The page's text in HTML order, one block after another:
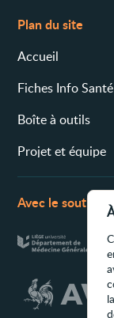
Plan du site
Accueil
Fiches Info Santé
Boîte à outils
Projet et équipe
Avec le soutien de